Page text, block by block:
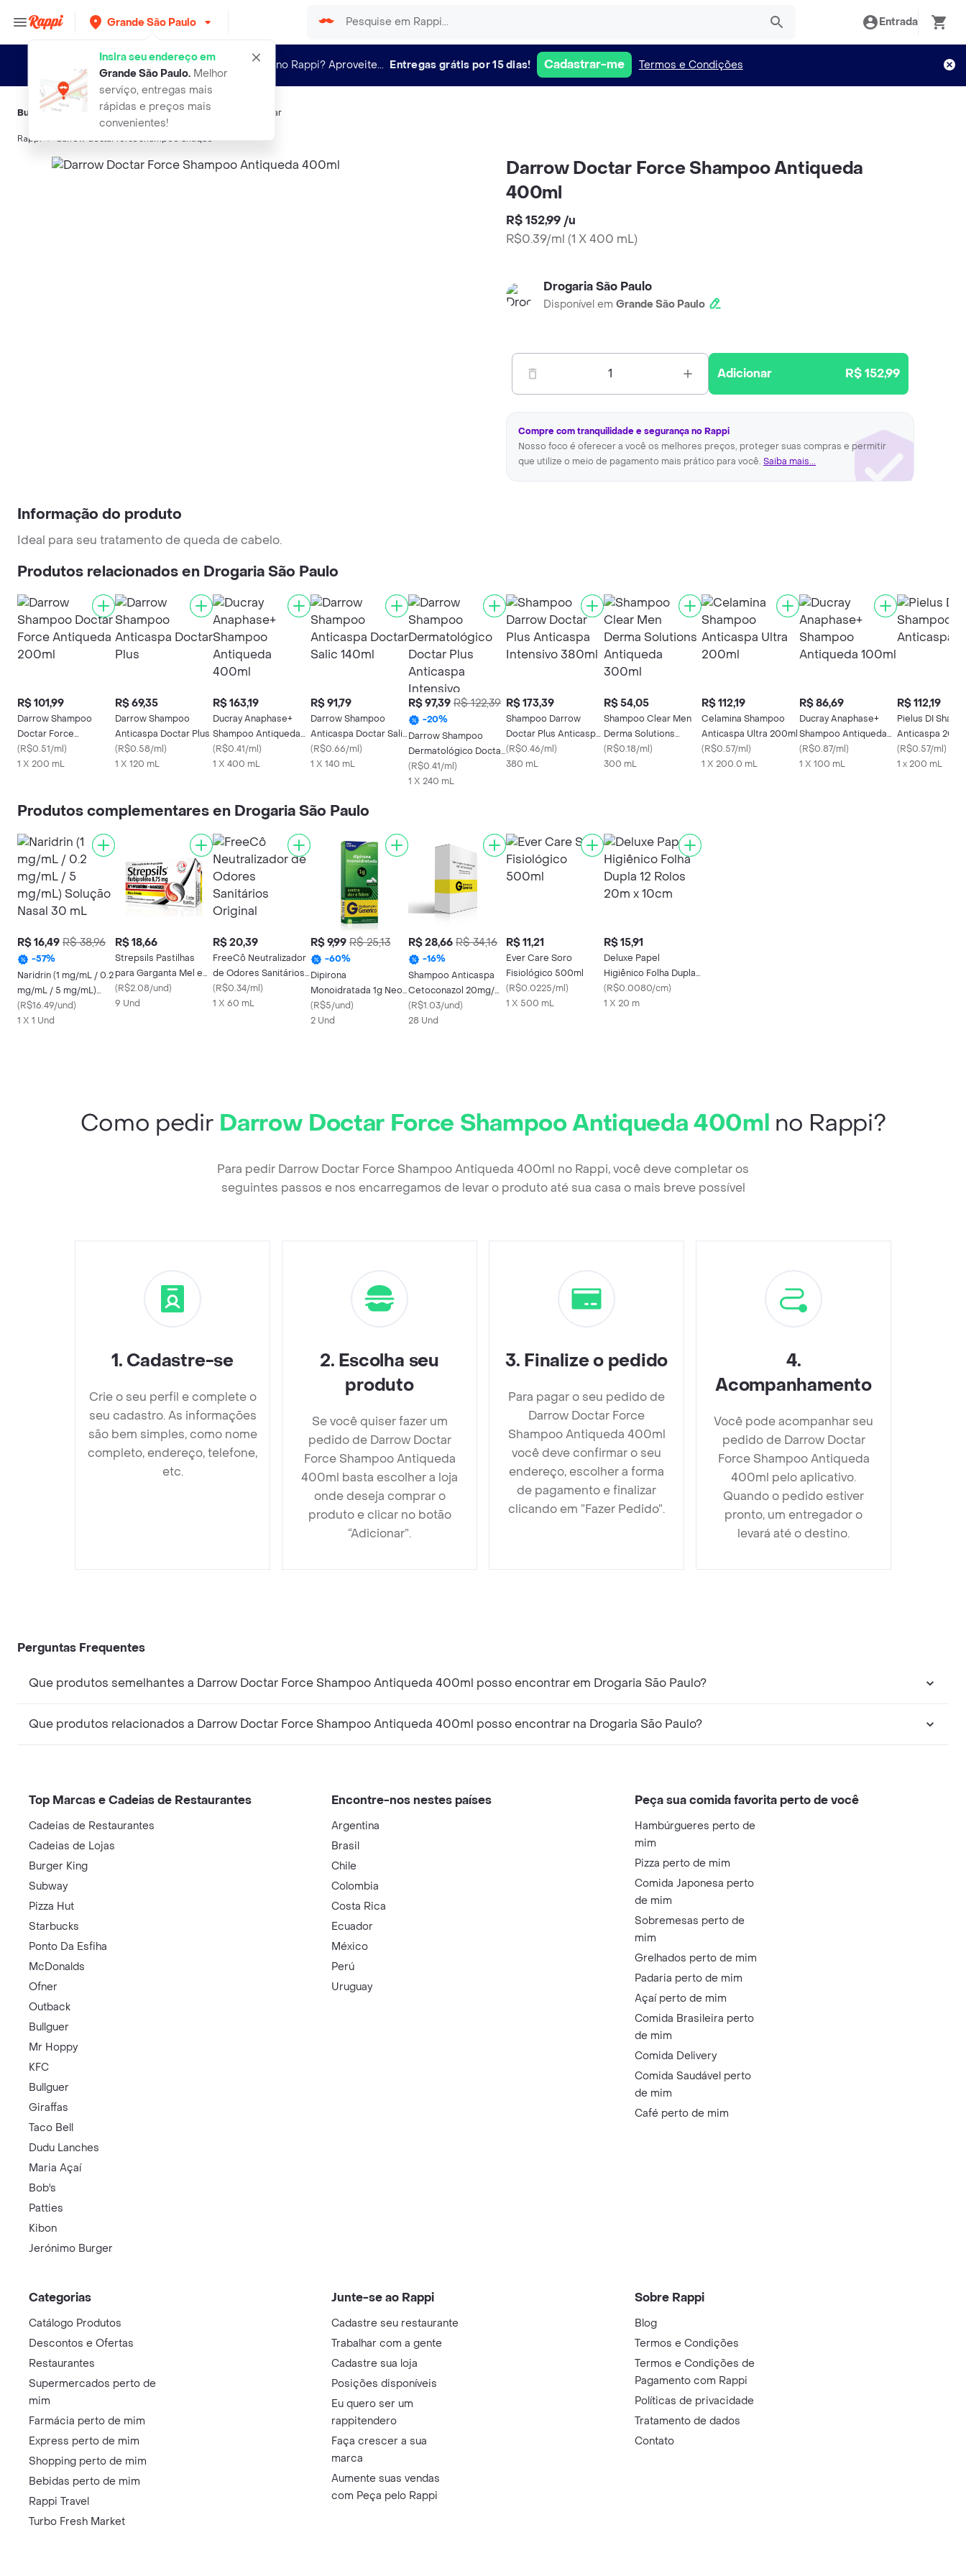
Grande São Paulo
Insira seu endereço em
Grande São Paulo.Melhor
serviço, entregas mais
rápidas e preços mais
convenientes!
Entrada
Novo no Rappi? Aproveite... Entregas grátis por 15 dias! Cadastrar-me Termos e Condições
Buscas relacionadas:Shampoo,Doctor ,Darrow Clear
Rappi darrow doctar force shampoo antique
Darrow Doctar Force Shampoo Antiqueda
400ml
R$ 152,99 /u
R$0.39/ml (1 X 400 mL)
Drogaria São Paulo
Disponível em Grande São Paulo
1 Adicionar R$ 152,99
Compre com tranquilidade e segurança no Rappi
Nosso foco é oferecer a você os melhores preços, proteger suas compras e permitir
que utilize o meio de pagamento mais prático para você. Saiba mais...
Informação do produto
Ideal para seu tratamento de queda de cabelo.
Produtos relacionados en Drogaria São Paulo
R$ 101,99
Darrow Shampoo
Doctar Force
Antiqueda 200ml
(R$0.51/ml)
1 X 200 mL
R$ 69,35
Darrow Shampoo
Anticaspa Doctar Plus
(R$0.58/ml)
1 X 120 mL
R$ 163,19
Ducray Anaphase+
Shampoo Antiqueda
400ml
(R$0.41/ml)
1 X 400 mL
R$ 91,79
Darrow Shampoo
Anticaspa Doctar Salic
140ml
(R$0.66/ml)
1 X 140 mL
R$ 97,39 R$ 122,39
-20%
Darrow Shampoo
Dermatológico Doctar
Plus Anticaspa
Intensivo
(R$0.41/ml)
1 X 240 mL
R$ 173,39
Shampoo Darrow
Doctar Plus Anticaspa
Intensivo 380ml
(R$0.46/ml)
380 mL
R$ 54,05
Shampoo Clear Men
Derma Solutions
Antiqueda 300ml
(R$0.18/ml)
300 mL
R$ 112,19
Celamina Shampoo
Anticaspa Ultra 200ml
(R$0.57/ml)
1 X 200.0 mL
R$ 86,69
Ducray Anaphase+
Shampoo Antiqueda
100ml
(R$0.87/ml)
1 X 100 mL
R$ 112,19
Pielus DI
Anticaspa
(R$0.57/ml)
1 x 200 mL
Produtos complementares en Drogaria São Paulo
R$ 16,49 R$ 38,96
-57%
Naridrin (1 mg/mL / 0.2
mg/mL / 5 mg/mL)
Solução Nasal 30 mL
(R$16.49/und)
1 X 1 Und
R$ 18,66
Strepsils Pastilhas
para Garganta Mel e
Limão 8 pastilhas
(Flurbiprofeno 8.75
(R$2.08/und)
9 Und
R$ 20,39
FreeCô Neutralizador
de Odores Sanitários
Original
(R$0.34/ml)
1 X 60 mL
R$ 9,99 R$ 25,13
-60%
Dipirona
Monoidratada 1g Neo
Química com 10
Comprimidos
(R$5/und)
2 Und
R$ 28,66 R$ 34,16
-16%
Shampoo Anticaspa
Cetoconazol 20mg/ml
Genérico 100ml
(R$1.03/und)
28 Und
R$ 11,21
Ever Care Soro
Fisiológico 500ml
(R$0.0225/ml)
1 X 500 mL
R$ 15,91
Deluxe Papel
Higiênico Folha Dupla
12 Rolos 20m x 10cm
(R$0.0080/cm)
1 X 20 m
Como pedir Darrow Doctar Force Shampoo Antiqueda 400ml no Rappi?
Para pedir Darrow Doctar Force Shampoo Antiqueda 400ml no Rappi, você deve completar os
seguintes passos e nos encarregamos de levar o produto até sua casa o mais breve possível
1. Cadastre-se
Crie o seu perfil e complete o
seu cadastro. As informações
são bem simples, como nome
completo, endereço, telefone,
etc.
2. Escolha seu
produto
Se você quiser fazer um
pedido de Darrow Doctar
Force Shampoo Antiqueda
400ml basta escolher a loja
onde deseja comprar o
produto e clicar no botão
“Adicionar”.
3. Finalize o pedido
Para pagar o seu pedido de
Darrow Doctar Force
Shampoo Antiqueda 400ml
você deve confirmar o seu
endereço, escolher a forma
de pagamento e finalizar
clicando em ”Fazer Pedido”.
4.
Acompanhamento
Você pode acompanhar seu
pedido de Darrow Doctar
Force Shampoo Antiqueda
400ml pelo aplicativo.
Quando o pedido estiver
pronto, um entregador o
levará até o destino.
Perguntas Frequentes
Que produtos semelhantes a Darrow Doctar Force Shampoo Antiqueda 400ml posso encontrar em Drogaria São Paulo?
Que produtos relacionados a Darrow Doctar Force Shampoo Antiqueda 400ml posso encontrar na Drogaria São Paulo?
Top Marcas e Cadeias de Restaurantes
Cadeias de Restaurantes
Cadeias de Lojas
Burger King
Subway
Pizza Hut
Starbucks
Ponto Da Esfiha
McDonalds
Ofner
Outback
Bullguer
Mr Hoppy
KFC
Bullguer
Giraffas
Taco Bell
Dudu Lanches
Maria Açaí
Bob's
Patties
Kibon
Jerónimo Burger
Encontre-nos nestes países
Argentina
Brasil
Chile
Colombia
Costa Rica
Ecuador
México
Perú
Uruguay
Peça sua comida favorita perto de você
Hambúrgueres perto de
mim
Pizza perto de mim
Comida Japonesa perto
de mim
Sobremesas perto de
mim
Grelhados perto de mim
Padaria perto de mim
Açaí perto de mim
Comida Brasileira perto
de mim
Comida Delivery
Comida Saudável perto
de mim
Café perto de mim
Categorias
Catálogo Produtos
Descontos e Ofertas
Restaurantes
Supermercados perto de
mim
Farmácia perto de mim
Express perto de mim
Shopping perto de mim
Bebidas perto de mim
Rappi Travel
Turbo Fresh Market
Junte-se ao Rappi
Cadastre seu restaurante
Trabalhar com a gente
Cadastre sua loja
Posições disponíveis
Eu quero ser um
rappitendero
Faça crescer a sua
marca
Aumente suas vendas
com Peça pelo Rappi
Sobre Rappi
Blog
Termos e Condições
Termos e Condições de
Pagamento com Rappi
Políticas de privacidade
Tratamento de dados
Contato